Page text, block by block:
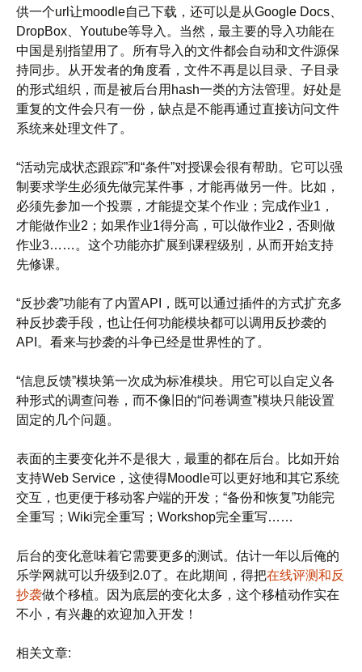
供一个url让moodle自己下载，还可以是从Google Docs、
DropBox、Youtube等导入。当然，最主要的导入功能在
中国是别指望用了。所有导入的文件都会自动和文件源保
持同步。从开发者的角度看，文件不再是以目录、子目录
的形式组织，而是被后台用hash一类的方法管理。好处是
重复的文件会只有一份，缺点是不能再通过直接访问文件
系统来处理文件了。
“活动完成状态跟踪”和“条件”对授课会很有帮助。它可以强
制要求学生必须先做完某件事，才能再做另一件。比如，
必须先参加一个投票，才能提交某个作业；完成作业1，
才能做作业2；如果作业1得分高，可以做作业2，否则做
作业3……。这个功能亦扩展到课程级别，从而开始支持
先修课。
“反抄袭”功能有了内置API，既可以通过插件的方式扩充多
种反抄袭手段，也让任何功能模块都可以调用反抄袭的
API。看来与抄袭的斗争已经是世界性的了。
“信息反馈”模块第一次成为标准模块。用它可以自定义各
种形式的调查问卷，而不像旧的“问卷调查”模块只能设置
固定的几个问题。
表面的主要变化并不是很大，最重的都在后台。比如开始
支持Web Service，这使得Moodle可以更好地和其它系统
交互，也更便于移动客户端的开发；“备份和恢复”功能完
全重写；Wiki完全重写；Workshop完全重写……
后台的变化意味着它需要更多的测试。估计一年以后俺的
乐学网就可以升级到2.0了。在此期间，得把在线评测和反
抄袭做个移植。因为底层的变化太多，这个移植动作实在
不小，有兴趣的欢迎加入开发！
相关文章: